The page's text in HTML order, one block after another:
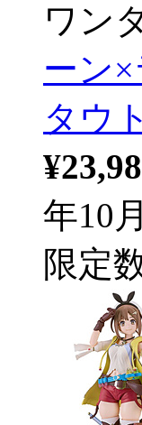
ワン
ーン
タウ
年10
限定